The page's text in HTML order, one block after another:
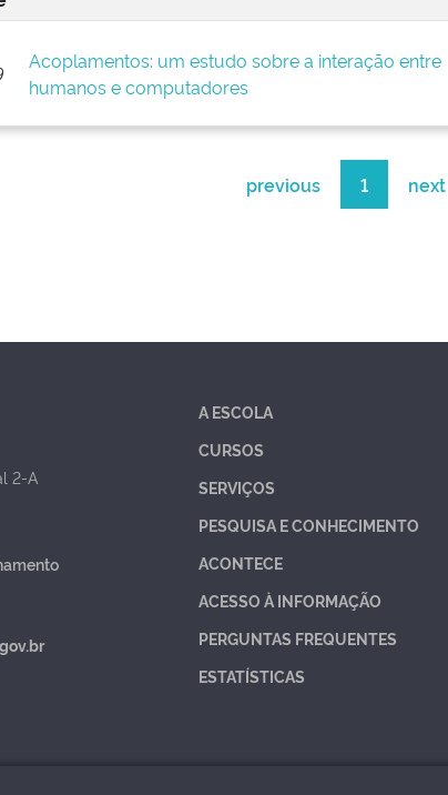
Acoplamentos: um estudo sobre a interação entre
humanos e computadores
previous 1 next
2-A
A ESCOLA
CURSOS
SERVIÇOS
PESQUISA E CONHECIMENTO
ACONTECE
ACESSO À INFORMAÇÃO
PERGUNTAS FREQUENTES
ESTATÍSTICAS